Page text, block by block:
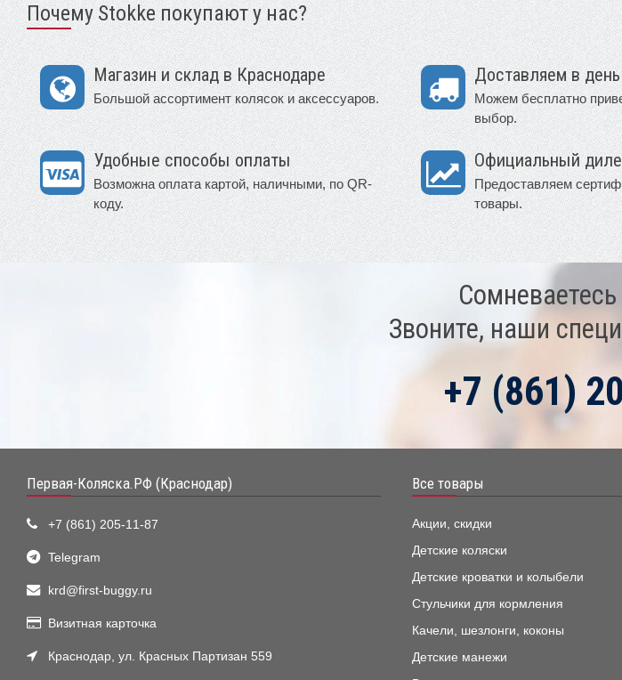
Почему Stokke покупают у нас?
Магазин и склад в Краснодаре
Большой ассортимент колясок и аксессуаров.
Доставляем в день
Можем бесплатно
выбор.
Удобные способы оплаты
Возможна оплата картой, наличными, по QR-
коду.
Официальный
Предоставляем
товары.
Звоните, наши
+7 (861)
Первая-Коляска.РФ (Краснодар)
+7 (861) 205-11-87
Telegram
krd@first-buggy.ru
Визитная карточка
Краснодар, ул. Красных Партизан 559
Все товары
Акции, скидки
Детские коляски
Детские кроватки и колыбели
Стульчики для кормления
Качели, шезлонги, коконы
Детские манежи